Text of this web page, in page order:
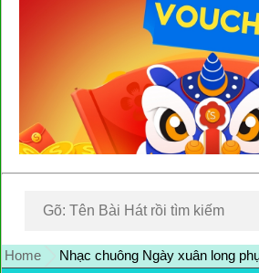
Home Nhạc chuông Ngày xuân long